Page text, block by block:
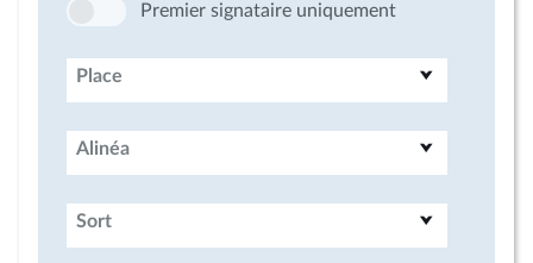
Premier signataire uniquement
Place
Alinéa
Sort